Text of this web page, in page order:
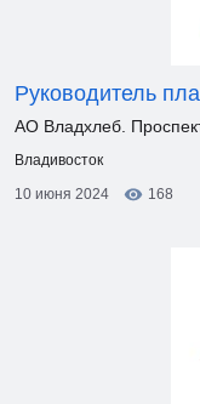
Руководитель
АО Владхлеб.
Владивосток
10 июня 2024
168